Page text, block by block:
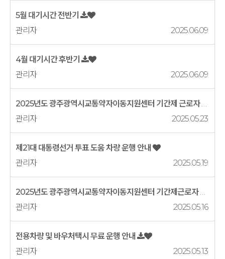
5월 대기시간 전반기
관리자
2025.06.09
4월 대기시간 후반기
관리자
2025.06.09
2025년도 광주광역시교통약자이동지원센터 기간제 근로자 직원 채용 최종합...
관리자
2025.05.23
제21대 대통령선거 투표 도움 차량 운행 안내
관리자
2025.05.19
2025년도 광주광역시교통약자이동지원센터 기간제근로자 직원 채용 서류 전...
관리자
2025.05.16
전용차량 및 바우처택시 무료 운행 안내
관리자
2025.05.13